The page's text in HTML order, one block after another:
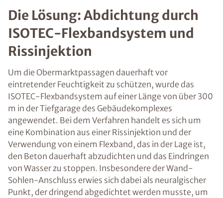
Die Lösung: Abdichtung durch
ISOTEC-Flexbandsystem und
Rissinjektion
Um die Obermarktpassagen dauerhaft vor
eintretender Feuchtigkeit zu schützen, wurde das
ISOTEC-Flexbandsystem auf einer Länge von über 300
m in der Tiefgarage des Gebäudekomplexes
angewendet. Bei dem Verfahren handelt es sich um
eine Kombination aus einer Rissinjektion und der
Verwendung von einem Flexband, das in der Lage ist,
den Beton dauerhaft abzudichten und das Eindringen
von Wasser zu stoppen. Insbesondere der Wand-
Sohlen-Anschluss erwies sich dabei als neuralgischer
Punkt, der dringend abgedichtet werden musste, um